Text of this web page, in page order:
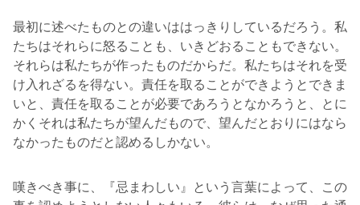
最初に述べたものとの違いははっきりしているだろう。私
たちはそれらに怒ることも、いきどおることもできない。
それらは私たちが作ったものだからだ。私たちはそれを受
け入れざるを得ない。責任を取ることができようとできま
いと、責任を取ることが必要であろうとなかろうと、とに
かくそれは私たちが望んだもので、望んだとおりにはなら
なかったものだと認めるしかない。
嘆きべき事に、『忌まわしい』という言葉によって、この